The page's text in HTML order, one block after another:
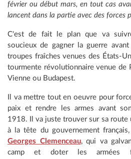
février ou début mars, en tout cas
lancent dans la partie avec des forces
C'est de fait le plan que va
soucieux de gagner la guerre
troupes fraîches venues des États-
tourmente révolutionnaire venue de
Vienne ou Budapest.
Il va mettre tout en oeuvre pour
paix et rendre les armes avant
1918. Il va juste trouver sur sa route
à la tête du gouvernement
Georges Clemenceau, qui va
camp et doter les armées